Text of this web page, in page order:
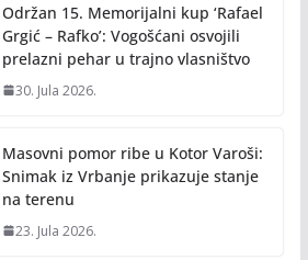
Održan 15. Memorijalni kup ‘Rafael
Grgić – Rafko’: Vogošćani osvojili
prelazni pehar u trajno vlasništvo
30. Jula 2026.
Masovni pomor ribe u Kotor Varoši:
Snimak iz Vrbanje prikazuje stanje
na terenu
23. Jula 2026.